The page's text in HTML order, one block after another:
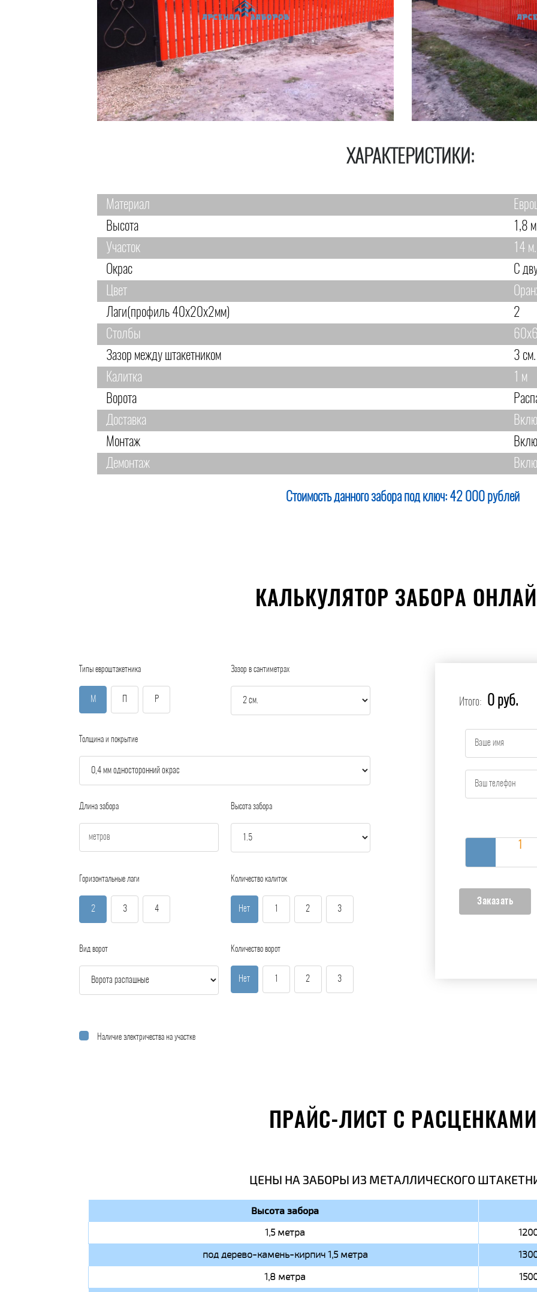
ХАРАКТЕРИСТИКИ:
Материал
Высота
1,8
Участок
14 м.
Окрас
С
Цвет
Лаги(профиль 40х20х2мм)
2
Столбы
Зазор между штакетником
3 см.
Калитка
1 м
Ворота
Доставка
Монтаж
Демонтаж
Стоимость данного забора под ключ: 42 000 рублей
КАЛЬКУЛЯТОР ЗАБОРА
Типы евроштакетника
М Р
Зазор в сантиметрах
Толщина и покрытие
Длина забора Высота забора
Горизонтальные лаги
2 3 4
Количество калиток
Нет 2 3
Вид ворот Количество ворот
Нет 2 3
Наличие электричества на участке
Итого: 0 руб.
ПРАЙС-ЛИСТ С РАСЦЕНКАМИ
ЦЕНЫ НА ЗАБОРЫ ИЗ МЕТАЛЛИЧЕСКОГО
Высота забора
1,5 метра
под дерево-камень-кирпич 1,5 метра
1,8 метра